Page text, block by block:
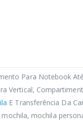
Para Notebook
Vertical,
E Transferência Da
mochila, mochila